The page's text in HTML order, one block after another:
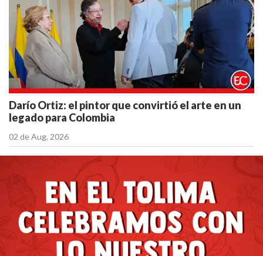
Darío Ortiz: el pintor que convirtió el arte en un
legado para Colombia
02 de Aug, 2026